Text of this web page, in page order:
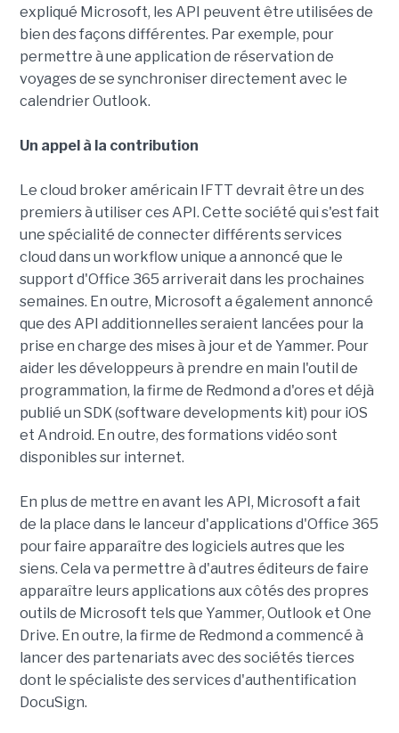
expliqué Microsoft, les API peuvent être utilisées de
bien des façons différentes. Par exemple, pour
permettre à une application de réservation de
voyages de se synchroniser directement avec le
calendrier Outlook.
Un appel à la contribution
Le cloud broker américain IFTT devrait être un des
premiers à utiliser ces API. Cette société qui s'est fait
une spécialité de connecter différents services
cloud dans un workflow unique a annoncé que le
support d'Office 365 arriverait dans les prochaines
semaines. En outre, Microsoft a également annoncé
que des API additionnelles seraient lancées pour la
prise en charge des mises à jour et de Yammer. Pour
aider les développeurs à prendre en main l'outil de
programmation, la firme de Redmond a d'ores et déjà
publié un SDK (software developments kit) pour iOS
et Android. En outre, des formations vidéo sont
disponibles sur internet.
En plus de mettre en avant les API, Microsoft a fait
de la place dans le lanceur d'applications d'Office 365
pour faire apparaître des logiciels autres que les
siens. Cela va permettre à d'autres éditeurs de faire
apparaître leurs applications aux côtés des propres
outils de Microsoft tels que Yammer, Outlook et One
Drive. En outre, la firme de Redmond a commencé à
lancer des partenariats avec des sociétés tierces
dont le spécialiste des services d'authentification
DocuSign.